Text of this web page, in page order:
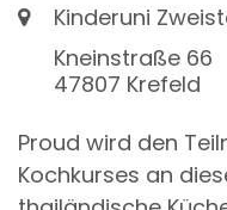
Ort: Kinderuni
Kneinstraße 66
47807 Krefeld
Proud wird den
Kochkurses an